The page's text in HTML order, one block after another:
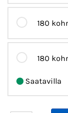
180
180
Saatavilla